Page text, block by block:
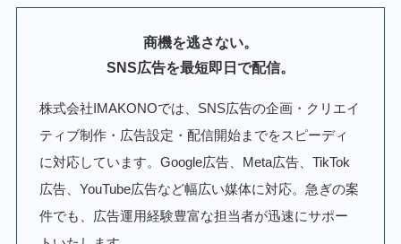
商機を逃さない。
SNS広告を最短即日で配信。
株式会社IMAKONOでは、SNS広告の企画・クリエイ
ティブ制作・広告設定・配信開始までをスピーディ
に対応しています。Google広告、Meta広告、TikTok
広告、YouTube広告など幅広い媒体に対応。急ぎの案
件でも、広告運用経験豊富な担当者が迅速にサポー